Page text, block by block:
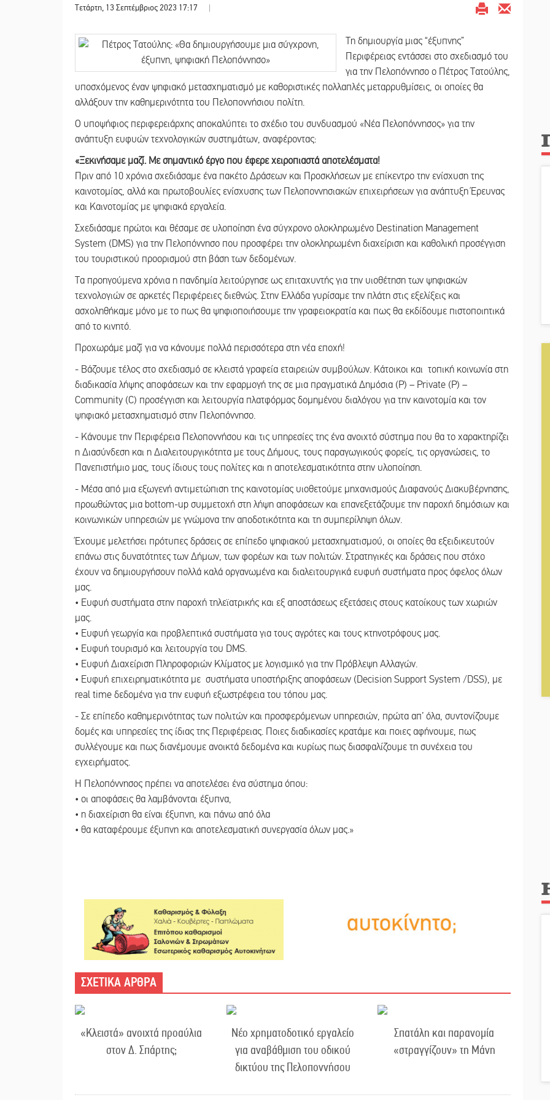
Τετάρτη, 13 Σεπτέμβριος 2023 17:17 |
Τη δημιουργία μιας “έξυπνης”
Περιφέρειας εντάσσει στο σχεδιασμό του
για την Πελοπόννησο ο Πέτρος Τατούλης,
υποσχόμενος έναν ψηφιακό μετασχηματισμό με καθοριστικές πολλαπλές μεταρρυθμίσεις, οι οποίες θα
αλλάξουν την καθημερινότητα του Πελοποννήσιου πολίτη.
Ο υποψήφιος περιφερειάρχης αποκαλύπτει το σχέδιο του συνδυασμού «Νέα Πελοπόννησος» για την
ανάπτυξη ευφυών τεχνολογικών συστημάτων, αναφέροντας:
«Ξεκινήσαμε μαζί. Με σημαντικό έργο που έφερε χειροπιαστά αποτελέσματα!
Πριν από 10 χρόνια σχεδιάσαμε ένα πακέτο Δράσεων και Προσκλήσεων με επίκεντρο την ενίσχυση της
καινοτομίας, αλλά και πρωτοβουλίες ενίσχυσης των Πελοποννησιακών επιχειρήσεων για ανάπτυξη Έρευνας
και Καινοτομίας με ψηφιακά εργαλεία.
Σχεδιάσαμε πρώτοι και θέσαμε σε υλοποίηση ένα σύγχρονο ολοκληρωμένο Destination Management
System (DMS) για την Πελοπόννησο που προσφέρει την ολοκληρωμένη διαχείριση και καθολική προσέγγιση
του τουριστικού προορισμού στη βάση των δεδομένων.
Τα προηγούμενα χρόνια η πανδημία λειτούργησε ως επιταχυντής για την υιοθέτηση των ψηφιακών
τεχνολογιών σε αρκετές Περιφέρειες διεθνώς. Στην Ελλάδα γυρίσαμε την πλάτη στις εξελίξεις και
ασχοληθήκαμε μόνο με το πως θα ψηφιοποιήσουμε την γραφειοκρατία και πως θα εκδίδουμε πιστοποιητικά
από το κινητό.
Προχωράμε μαζί για να κάνουμε πολλά περισσότερα στη νέα εποχή!
- Βάζουμε τέλος στο σχεδιασμό σε κλειστά γραφεία εταιρειών συμβούλων. Κάτοικοι και τοπική κοινωνία στη
διαδικασία λήψης αποφάσεων και την εφαρμογή της σε μια πραγματικά Δημόσια (P) – Private (P) –
Community (C) προσέγγιση και λειτουργία πλατφόρμας δομημένου διαλόγου για την καινοτομία και τον
ψηφιακό μετασχηματισμό στην Πελοπόννησο.
- Κάνουμε την Περιφέρεια Πελοποννήσου και τις υπηρεσίες της ένα ανοιχτό σύστημα που θα το χαρακτηρίζει
η Διασύνδεση και η Διαλειτουργικότητα με τους Δήμους, τους παραγωγικούς φορείς, τις οργανώσεις, το
Πανεπιστήμιο μας, τους ίδιους τους πολίτες και η αποτελεσματικότητα στην υλοποίηση.
- Μέσα από μια εξωγενή αντιμετώπιση της καινοτομίας υιοθετούμε μηχανισμούς Διαφανούς Διακυβέρνησης,
προωθώντας μια bottom-up συμμετοχή στη λήψη αποφάσεων και επανεξετάζουμε την παροχή δημόσιων και
κοινωνικών υπηρεσιών με γνώμονα την αποδοτικότητα και τη συμπερίληψη όλων.
Έχουμε μελετήσει πρότυπες δράσεις σε επίπεδο ψηφιακού μετασχηματισμού, οι οποίες θα εξειδικευτούν
επάνω στις δυνατότητες των Δήμων, των φορέων και των πολιτών. Στρατηγικές και δράσεις που στόχο
έχουν να δημιουργήσουν πολλά καλά οργανωμένα και διαλειτουργικά ευφυή συστήματα προς όφελος όλων
μας.
• Ευφυή συστήματα στην παροχή τηλεϊατρικής και εξ αποστάσεως εξετάσεις στους κατοίκους των χωριών
μας.
• Ευφυή γεωργία και προβλεπτικά συστήματα για τους αγρότες και τους κτηνοτρόφους μας.
• Ευφυή τουρισμό και λειτουργία του DMS.
• Ευφυή Διαχείριση Πληροφοριών Κλίματος με λογισμικό για την Πρόβλεψη Αλλαγών.
• Ευφυή επιχειρηματικότητα με συστήματα υποστήριξης αποφάσεων (Decision Support System /DSS), με
real time δεδομένα για την ευφυή εξωστρέφεια του τόπου μας.
- Σε επίπεδο καθημερινότητας των πολιτών και προσφερόμενων υπηρεσιών, πρώτα απ’ όλα, συντονίζουμε
δομές και υπηρεσίες της ίδιας της Περιφέρειας. Ποιες διαδικασίες κρατάμε και ποιες αφήνουμε, πως
συλλέγουμε και πως διανέμουμε ανοικτά δεδομένα και κυρίως πως διασφαλίζουμε τη συνέχεια του
εγχειρήματος.
Η Πελοπόννησος πρέπει να αποτελέσει ένα σύστημα όπου:
• οι αποφάσεις θα λαμβάνονται έξυπνα,
• η διαχείριση θα είναι έξυπνη, και πάνω από όλα
• θα καταφέρουμε έξυπνη και αποτελεσματική συνεργασία όλων μας.»
ΣΧΕΤΙΚΑ ΑΡΘΡΑ
«Κλειστά» ανοιχτά προαύλια
στον Δ. Σπάρτης;
Νέο χρηματοδοτικό εργαλείο
για αναβάθμιση του οδικού
δικτύου της Πελοποννήσου
Σπατάλη και παρανομία
«στραγγίζουν» τη Μάνη